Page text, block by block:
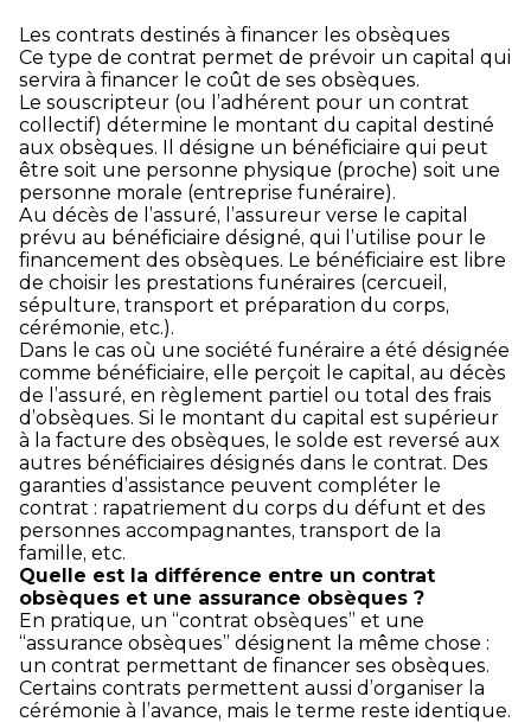
Les contrats destinés à financer les obsèques
Ce type de contrat permet de prévoir un capital qui
servira à financer le coût de ses obsèques.
Le souscripteur (ou l’adhérent pour un contrat
collectif) détermine le montant du capital destiné
aux obsèques. Il désigne un bénéficiaire qui peut
être soit une personne physique (proche) soit une
personne morale (entreprise funéraire).
Au décès de l’assuré, l’assureur verse le capital
prévu au bénéficiaire désigné, qui l’utilise pour le
financement des obsèques. Le bénéficiaire est libre
de choisir les prestations funéraires (cercueil,
sépulture, transport et préparation du corps,
cérémonie, etc.).
Dans le cas où une société funéraire a été désignée
comme bénéficiaire, elle perçoit le capital, au décès
de l’assuré, en règlement partiel ou total des frais
d’obsèques. Si le montant du capital est supérieur
à la facture des obsèques, le solde est reversé aux
autres bénéficiaires désignés dans le contrat. Des
garanties d’assistance peuvent compléter le
contrat : rapatriement du corps du défunt et des
personnes accompagnantes, transport de la
famille, etc.
Quelle est la différence entre un contrat
obsèques et une assurance obsèques ?
En pratique, un “contrat obsèques” et une
“assurance obsèques” désignent la même chose :
un contrat permettant de financer ses obsèques.
Certains contrats permettent aussi d’organiser la
cérémonie à l’avance, mais le terme reste identique.